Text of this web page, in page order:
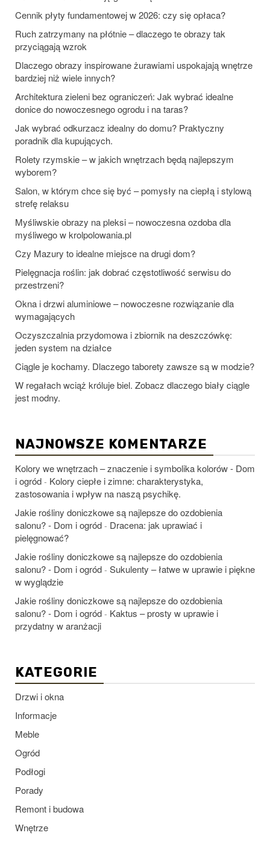
Cennik płyty fundamentowej w 2026: czy się opłaca?
Ruch zatrzymany na płótnie – dlaczego te obrazy tak
przyciągają wzrok
Dlaczego obrazy inspirowane żurawiami uspokajają wnętrze
bardziej niż wiele innych?
Architektura zieleni bez ograniczeń: Jak wybrać idealne
donice do nowoczesnego ogrodu i na taras?
Jak wybrać odkurzacz idealny do domu? Praktyczny
poradnik dla kupujących.
Rolety rzymskie – w jakich wnętrzach będą najlepszym
wyborem?
Salon, w którym chce się być – pomysły na ciepłą i stylową
strefę relaksu
Myśliwskie obrazy na pleksi – nowoczesna ozdoba dla
myśliwego w krolpolowania.pl
Czy Mazury to idealne miejsce na drugi dom?
Pielęgnacja roślin: jak dobrać częstotliwość serwisu do
przestrzeni?
Okna i drzwi aluminiowe – nowoczesne rozwiązanie dla
wymagających
Oczyszczalnia przydomowa i zbiornik na deszczówkę:
jeden system na działce
Ciągle je kochamy. Dlaczego taborety zawsze są w modzie?
W regałach wciąż króluje biel. Zobacz dlaczego biały ciągle
jest modny.
NAJNOWSZE KOMENTARZE
Kolory we wnętrzach – znaczenie i symbolika kolorów - Dom
i ogród - Kolory ciepłe i zimne: charakterystyka,
zastosowania i wpływ na naszą psychikę.
Jakie rośliny doniczkowe są najlepsze do ozdobienia
salonu? - Dom i ogród - Dracena: jak uprawiać i
pielęgnować?
Jakie rośliny doniczkowe są najlepsze do ozdobienia
salonu? - Dom i ogród - Sukulenty – łatwe w uprawie i piękne
w wyglądzie
Jakie rośliny doniczkowe są najlepsze do ozdobienia
salonu? - Dom i ogród - Kaktus – prosty w uprawie i
przydatny w aranżacji
KATEGORIE
Drzwi i okna
Informacje
Meble
Ogród
Podłogi
Porady
Remont i budowa
Wnętrze